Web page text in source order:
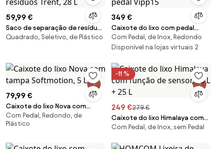
59,99 €
Saco de separação de resíduos
Trent, 28 L
Quadrado, Seletivo, de Plástico
349 €
Caixote do lixo com pedal
Vipp15
Com Pedal, de Inox, Redondo
Disponível na lojas virtuais 2
79,99 €
Caixote do lixo Nova com
tampa Softmotion, 5 L
Com Pedal, Redondo, de
Plástico
-11 %
249 €279 €
Caixote do lixo Himalaya com
função de sensor, 35 L + 25 L
Com Pedal, de Inox, sem Pedal